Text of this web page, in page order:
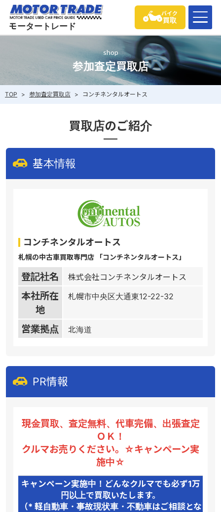
モータートレード
バイク
買取
shop
参加査定買取店
TOP > 参加査定買取店 > コンチネンタルオートス
買取店のご紹介
基本情報
コンチネンタルオートス
札幌の中古車買取専門店 「コンチネンタルオートス」
登記社名 株式会社コンチネンタルオートス
本社所在
地
札幌市中央区大通東12-22-32
営業拠点 北海道
PR情報
現金買取、査定無料、代車完備、出張査定
ＯＫ！
クルマお売りください。☆キャンペーン実
施中☆
キャンペーン実施中！どんなクルマでも必ず1万
円以上で買取いたします。
（* 軽自動車・事故現状車・不動車はご相談とな